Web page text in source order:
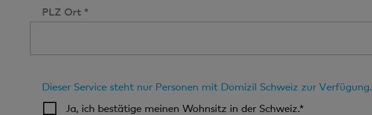
PLZ Ort *
Dieser Service steht nur Personen mit Domizil Schweiz zur Verfügung.
Ja, ich bestätige meinen Wohnsitz in der Schweiz.*